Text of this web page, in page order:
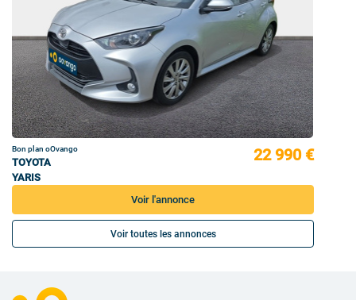
Bon plan oOvango
TOYOTA
YARIS
22 990 €
Voir l'annonce
Voir toutes les annonces